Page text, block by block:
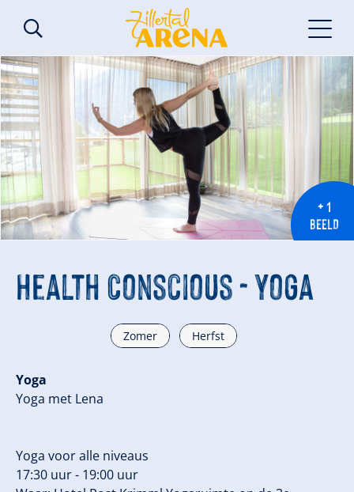
+ 1
BEELD
Health Conscious - Yoga
Zomer Herfst
Yoga
Yoga met Lena
Yoga voor alle niveaus
17:30 uur - 19:00 uur